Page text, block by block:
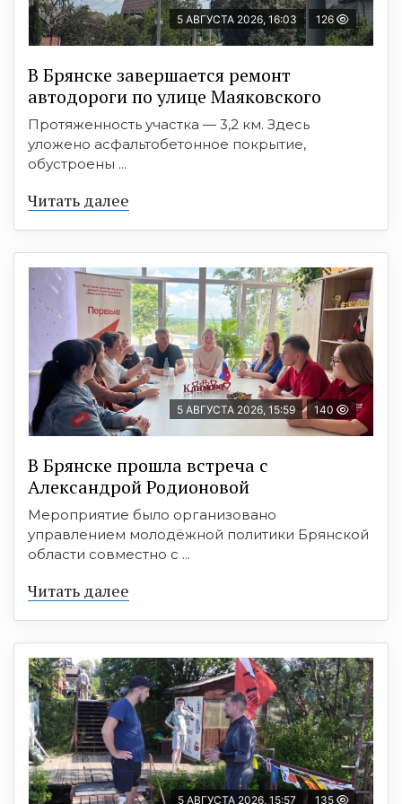
5 АВГУСТА 2026, 16:03 126
В Брянске завершается ремонт
автодороги по улице Маяковского
Протяженность участка — 3,2 км. Здесь
уложено асфальтобетонное покрытие,
обустроены ...
Читать далее
5 АВГУСТА 2026, 15:59 140
В Брянске прошла встреча с
Александрой Родионовой
Мероприятие было организовано
управлением молодёжной политики Брянской
области совместно с ...
Читать далее
5 АВГУСТА 2026, 15:57 135